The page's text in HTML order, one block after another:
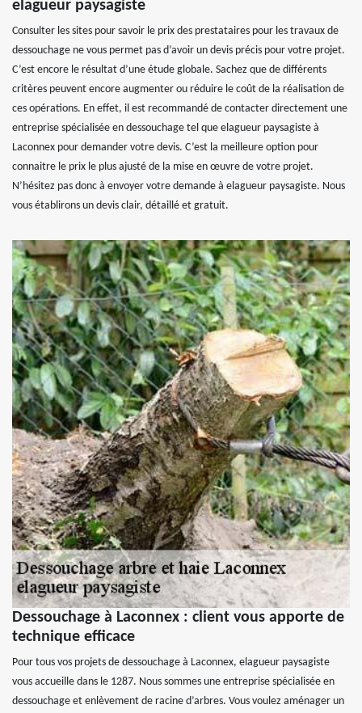
elagueur paysagiste
Consulter les sites pour savoir le prix des prestataires pour les travaux de
dessouchage ne vous permet pas d’avoir un devis précis pour votre projet.
C’est encore le résultat d’une étude globale. Sachez que de différents
critères peuvent encore augmenter ou réduire le coût de la réalisation de
ces opérations. En effet, il est recommandé de contacter directement une
entreprise spécialisée en dessouchage tel que elagueur paysagiste à
Laconnex pour demander votre devis. C’est la meilleure option pour
connaitre le prix le plus ajusté de la mise en œuvre de votre projet.
N’hésitez pas donc à envoyer votre demande à elagueur paysagiste. Nous
vous établirons un devis clair, détaillé et gratuit.
Dessouchage à Laconnex : client vous apporte de
technique efficace
Pour tous vos projets de dessouchage à Laconnex, elagueur paysagiste
vous accueille dans le 1287. Nous sommes une entreprise spécialisée en
dessouchage et enlèvement de racine d’arbres. Vous voulez aménager un